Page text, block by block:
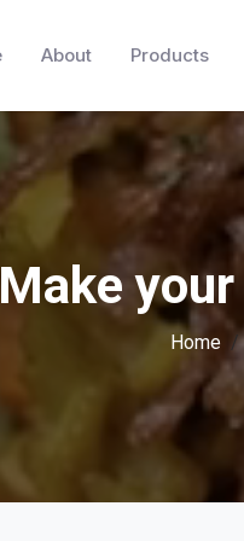
About Products
Home